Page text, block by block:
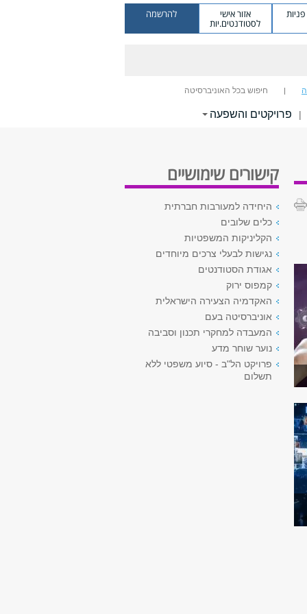
אזור אישי
לסטודנטים.יות
להרשמה
חיפוש בכל האוניברסיטה
| פרויקטים והשפעה
קישורים שימושיים
היחידה למעורבות חברתית
כלים שלובים
הקליניקות המשפטיות
נגישות לבעלי צרכים מיוחדים
אגודת הסטודנטים
קמפוס ירוק
האקדמיה הצעירה הישראלית
אוניברסיטה בעם
המעבדה למחקרי תכנון וסביבה
נוער שוחר מדע
פרויקט הל"ב - סיוע משפטי ללא
תשלום